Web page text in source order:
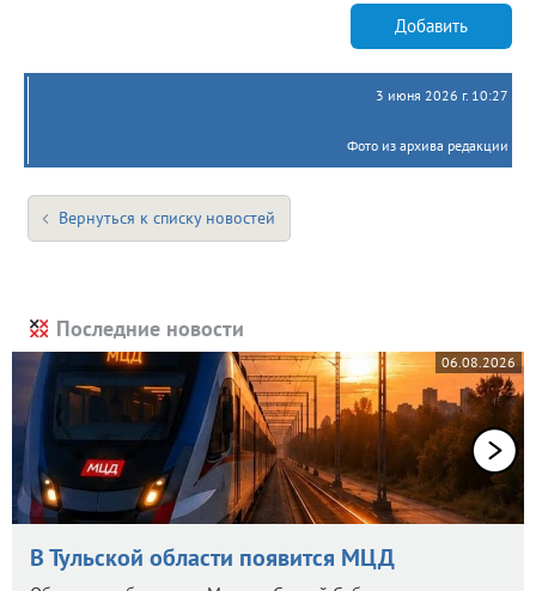
Добавить
3 июня 2026 г. 10:27
Фото из архива редакции
Вернуться к списку новостей
Последние новости
06.08.2026
В Тульской области появится МЦД